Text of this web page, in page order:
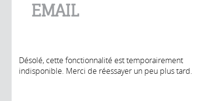
EMAIL
Désolé, cette fonctionnalité est temporairement
indisponible. Merci de réessayer un peu plus tard.